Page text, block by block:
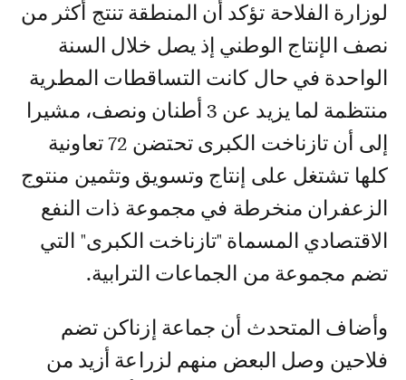
لوزارة الفلاحة تؤكد أن المنطقة تنتج أكثر من
نصف الإنتاج الوطني إذ يصل خلال السنة
الواحدة في حال كانت التساقطات المطرية
منتظمة لما يزيد عن 3 أطنان ونصف، مشيرا
إلى أن تازناخت الكبرى تحتضن 72 تعاونية
كلها تشتغل على إنتاج وتسويق وتثمين منتوج
الزعفران منخرطة في مجموعة ذات النفع
الاقتصادي المسماة "تازناخت الكبرى" التي
تضم مجموعة من الجماعات الترابية.
وأضاف المتحدث أن جماعة إزناكن تضم
فلاحين وصل البعض منهم لزراعة أزيد من